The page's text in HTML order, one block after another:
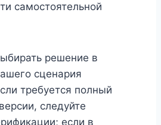
самостоятельной
решение в
сценария
требуется полный
следуйте
если в